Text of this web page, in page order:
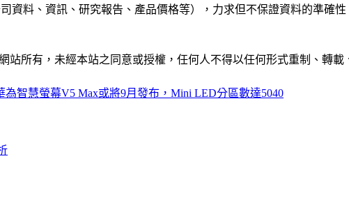
資料、資訊、研究報告、產品價格等），力求但不保證資料的準確
站所有，未經本站之同意或授權，任何人不得以任何形式重制、轉
為智慧螢幕V5 Max或將9月發布，Mini LED分區數達5040